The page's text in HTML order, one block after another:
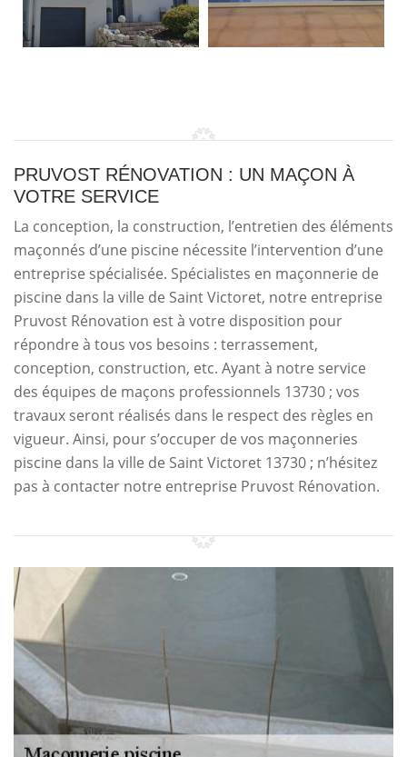
PRUVOST RÉNOVATION : UN MAÇON À
VOTRE SERVICE
La conception, la construction, l’entretien des éléments
maçonnés d’une piscine nécessite l’intervention d’une
entreprise spécialisée. Spécialistes en maçonnerie de
piscine dans la ville de Saint Victoret, notre entreprise
Pruvost Rénovation est à votre disposition pour
répondre à tous vos besoins : terrassement,
conception, construction, etc. Ayant à notre service
des équipes de maçons professionnels 13730 ; vos
travaux seront réalisés dans le respect des règles en
vigueur. Ainsi, pour s’occuper de vos maçonneries
piscine dans la ville de Saint Victoret 13730 ; n’hésitez
pas à contacter notre entreprise Pruvost Rénovation.